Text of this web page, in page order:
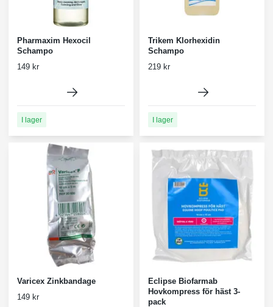
Pharmaxim Hexocil
Schampo
149 kr
I lager
Trikem Klorhexidin
Schampo
219 kr
I lager
Varicex Zinkbandage
149 kr
Eclipse Biofarmab
Hovkompress för häst 3-
pack